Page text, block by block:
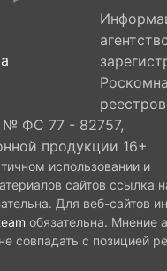
№ ФС 77 - 82757,
продукции 16+
использовании и
сайтов ссылка
Для веб-сайтов
обязательна. Мнение
совпадать с позицией